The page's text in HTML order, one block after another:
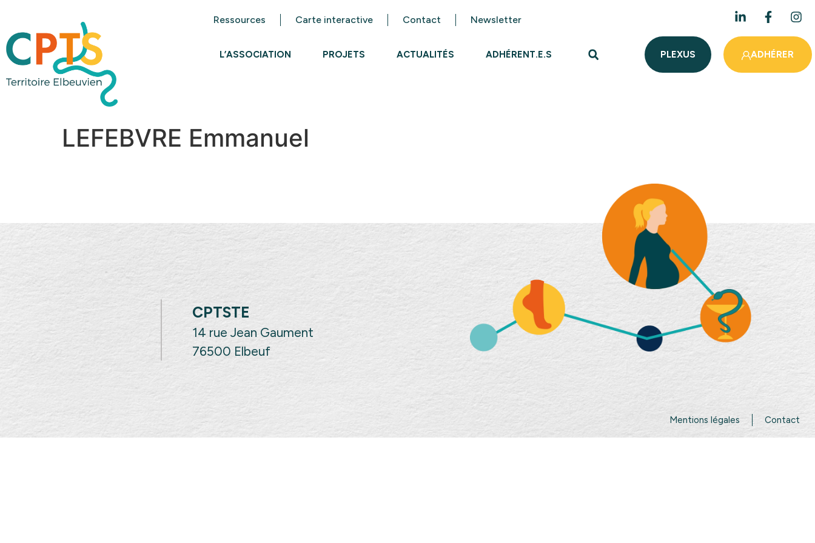
Ressources Carte interactive Contact Newsletter
L’ASSOCIATION PROJETS ACTUALITÉS ADHÉRENT.E.S PLEXUS ADHÉRER
LEFEBVRE Emmanuel
CPTSTE
14 rue Jean Gaument
76500 Elbeuf
Mentions légales Contact